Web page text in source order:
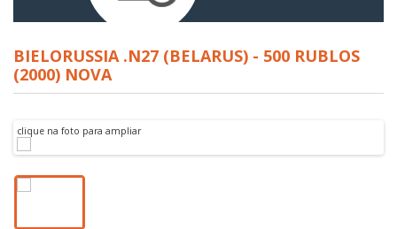
BIELORUSSIA .N27 (BELARUS) - 500 RUBLOS
(2000) NOVA
clique na foto para ampliar